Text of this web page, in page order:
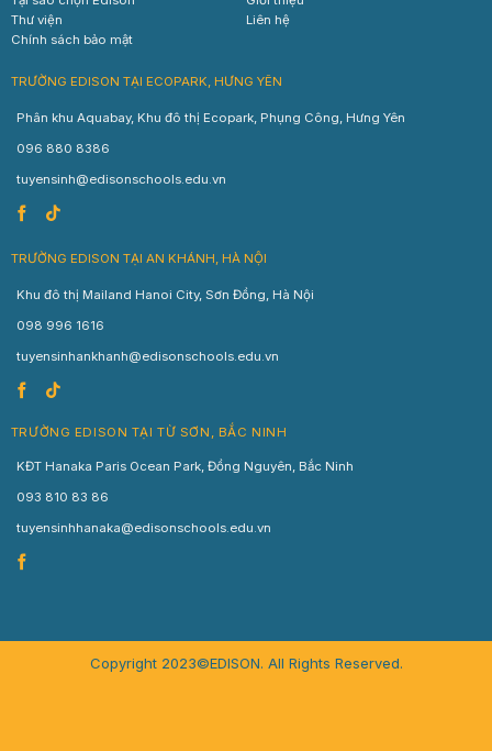
Thư viện
Liên hệ
Chính sách bảo mật
TRƯỜNG EDISON TẠI ECOPARK, HƯNG YÊN
Phân khu Aquabay, Khu đô thị Ecopark, Phụng Công, Hưng Yên
096 880 8386
tuyensinh@edisonschools.edu.vn
TRƯỜNG EDISON TẠI AN KHÁNH, HÀ NỘI
Khu đô thị Mailand Hanoi City, Sơn Đồng, Hà Nội
098 996 1616
tuyensinhankhanh@edisonschools.edu.vn
TRƯỜNG EDISON TẠI TỪ SƠN, BẮC NINH
KĐT Hanaka Paris Ocean Park, Đồng Nguyên, Bắc Ninh
093 810 83 86
tuyensinhhanaka@edisonschools.edu.vn
Copyright 2023©EDISON. All Rights Reserved.